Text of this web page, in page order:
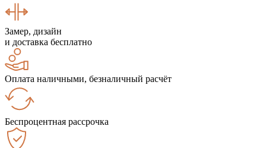
Замер, дизайн
и доставка бесплатно
Оплата наличными, безналичный расчёт
Беспроцентная рассрочка